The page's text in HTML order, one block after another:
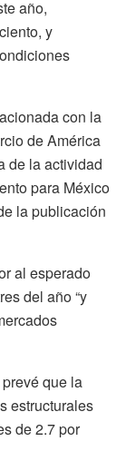
año,
y
con la
de América
de la actividad
para México
la publicación
al esperado
del año “y
que la
estructurales
de 2.7 por